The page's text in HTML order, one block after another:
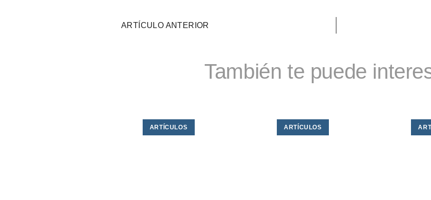
ARTÍCULO ANTERIOR
También te puede
ARTÍCULOS ARTÍCULOS